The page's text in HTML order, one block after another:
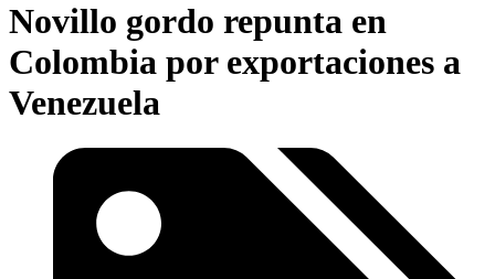
Novillo gordo repunta en
Colombia por exportaciones a
Venezuela